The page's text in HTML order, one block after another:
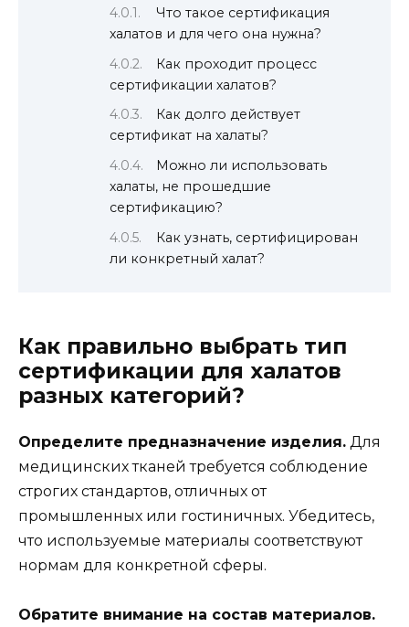
Что такое сертификация
халатов и для чего она нужна?
Как проходит процесс
сертификации халатов?
Как долго действует
сертификат на халаты?
Можно ли использовать
халаты, не прошедшие
сертификацию?
Как узнать, сертифицирован
ли конкретный халат?
Как правильно выбрать тип
сертификации для халатов
разных категорий?
Определите предназначение изделия. Для
медицинских тканей требуется соблюдение
строгих стандартов, отличных от
промышленных или гостиничных. Убедитесь,
что используемые материалы соответствуют
нормам для конкретной сферы.
Обратите внимание на состав материалов.